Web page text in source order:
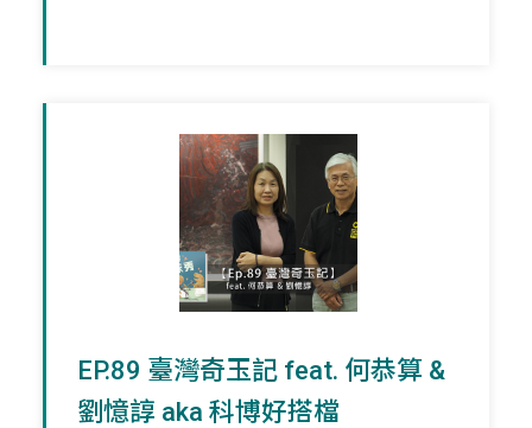
EP.89 臺灣奇玉記 feat. 何恭算 &
劉憶諄 aka 科博好搭檔